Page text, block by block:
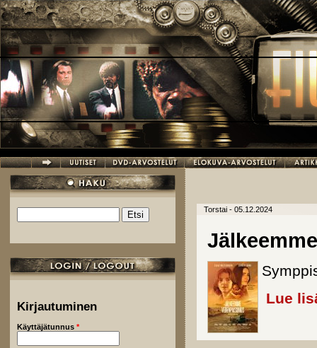
Hyppää pääsisältöön
Hakulomake
Kirjautuminen
Käyttäjätunnus *
Torstai - 05.12.2024
Lue